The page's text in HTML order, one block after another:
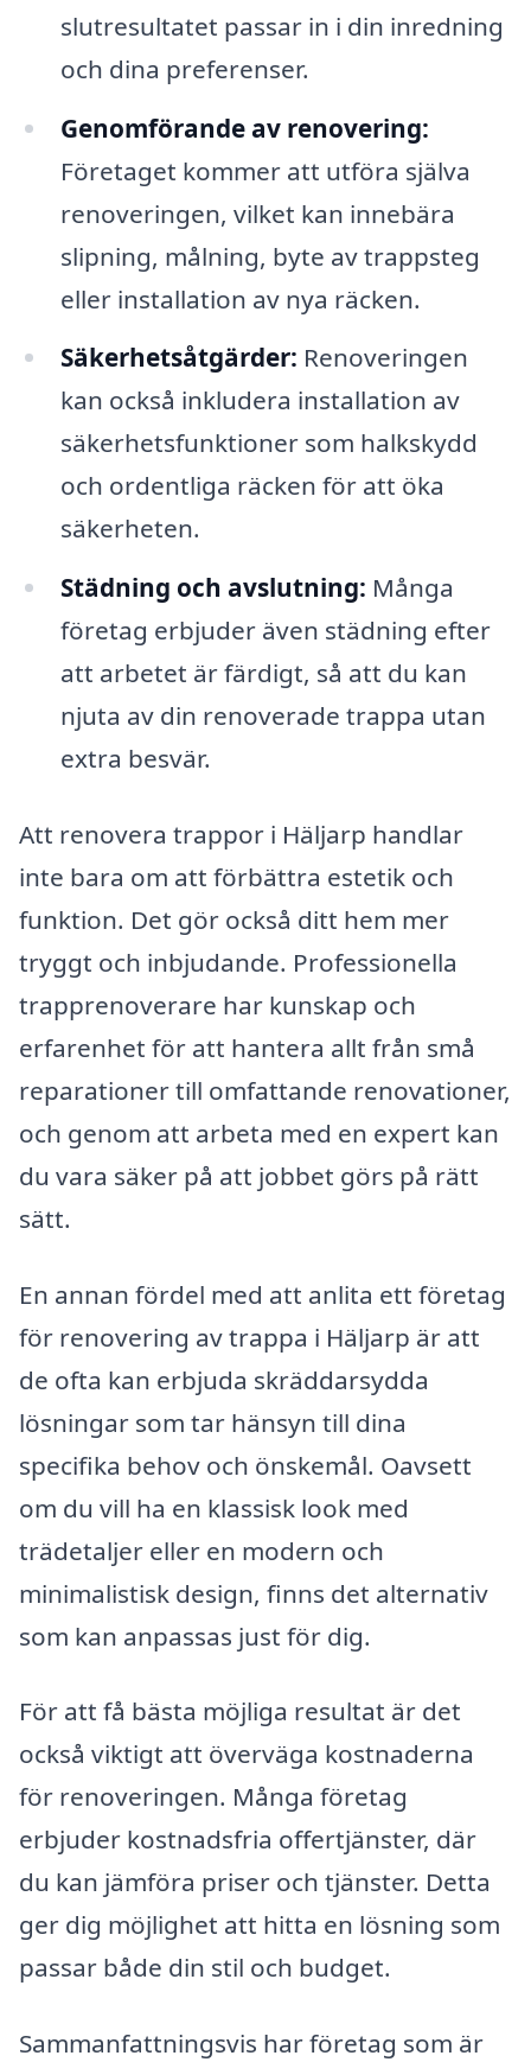
slutresultatet passar in i din inredning
och dina preferenser.
Genomförande av renovering:
Företaget kommer att utföra själva
renoveringen, vilket kan innebära
slipning, målning, byte av trappsteg
eller installation av nya räcken.
Säkerhetsåtgärder: Renoveringen
kan också inkludera installation av
säkerhetsfunktioner som halkskydd
och ordentliga räcken för att öka
säkerheten.
Städning och avslutning: Många
företag erbjuder även städning efter
att arbetet är färdigt, så att du kan
njuta av din renoverade trappa utan
extra besvär.
Att renovera trappor i Häljarp handlar
inte bara om att förbättra estetik och
funktion. Det gör också ditt hem mer
tryggt och inbjudande. Professionella
trapprenoverare har kunskap och
erfarenhet för att hantera allt från små
reparationer till omfattande renovationer,
och genom att arbeta med en expert kan
du vara säker på att jobbet görs på rätt
sätt.
En annan fördel med att anlita ett företag
för renovering av trappa i Häljarp är att
de ofta kan erbjuda skräddarsydda
lösningar som tar hänsyn till dina
specifika behov och önskemål. Oavsett
om du vill ha en klassisk look med
trädetaljer eller en modern och
minimalistisk design, finns det alternativ
som kan anpassas just för dig.
För att få bästa möjliga resultat är det
också viktigt att överväga kostnaderna
för renoveringen. Många företag
erbjuder kostnadsfria offertjänster, där
du kan jämföra priser och tjänster. Detta
ger dig möjlighet att hitta en lösning som
passar både din stil och budget.
Sammanfattningsvis har företag som är